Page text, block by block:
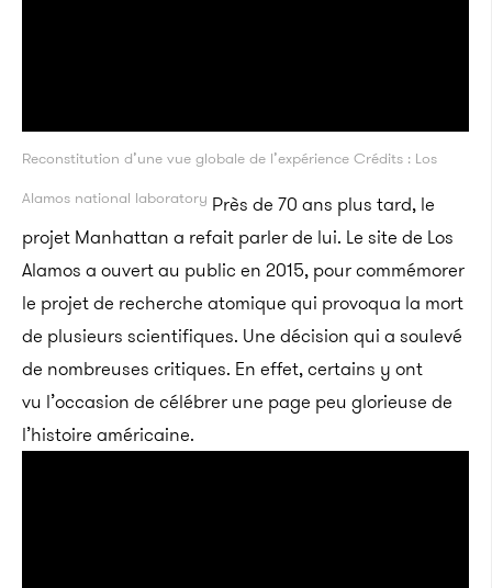
Reconstitution d’une vue globale de l’expérience Crédits : Los
Alamos national laboratory Près de 70 ans plus tard, le
projet Manhattan a refait parler de lui. Le site de Los
Alamos a ouvert au public en 2015, pour commémorer
le projet de recherche atomique qui provoqua la mort
de plusieurs scientifiques. Une décision qui a soulevé
de nombreuses critiques. En effet, certains y ont
vu l’occasion de célébrer une page peu glorieuse de
l’histoire américaine.